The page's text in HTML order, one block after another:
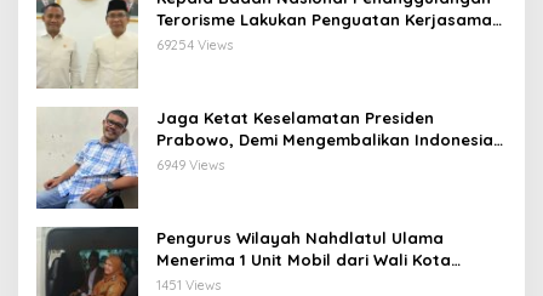
Terorisme Lakukan Penguatan Kerjasama
Ketua Pengurus Besar Nahdlatul Ulama
69254 Views
Jaga Ketat Keselamatan Presiden
Prabowo, Demi Mengembalikan Indonesia
Menjadi Macan Asia
6949 Views
Pengurus Wilayah Nahdlatul Ulama
Menerima 1 Unit Mobil dari Wali Kota
Bandar Lampung
1451 Views